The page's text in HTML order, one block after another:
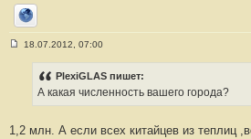
Сайт
и
18.07.2012, 07:00
PlexiGLAS пишет:
А какая численность вашего города?
1,2 млн. А если всех китайцев из теплиц